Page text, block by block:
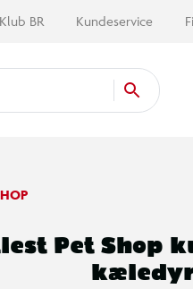
Klub BR Kundeservice
Pet Shop